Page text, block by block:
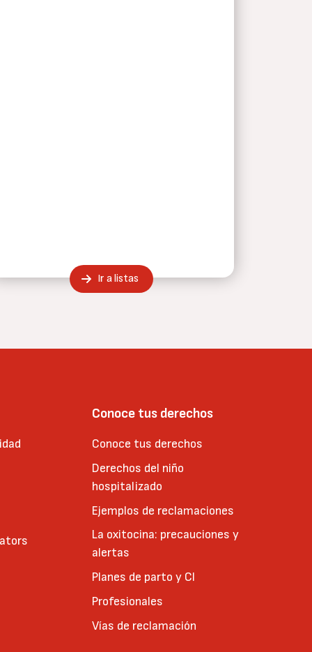
Ir a listas
Conoce tus derechos
Conoce tus derechos
Derechos del niño
hospitalizado
Ejemplos de reclamaciones
La oxitocina: precauciones y
alertas
Planes de parto y CI
Profesionales
Vías de reclamación